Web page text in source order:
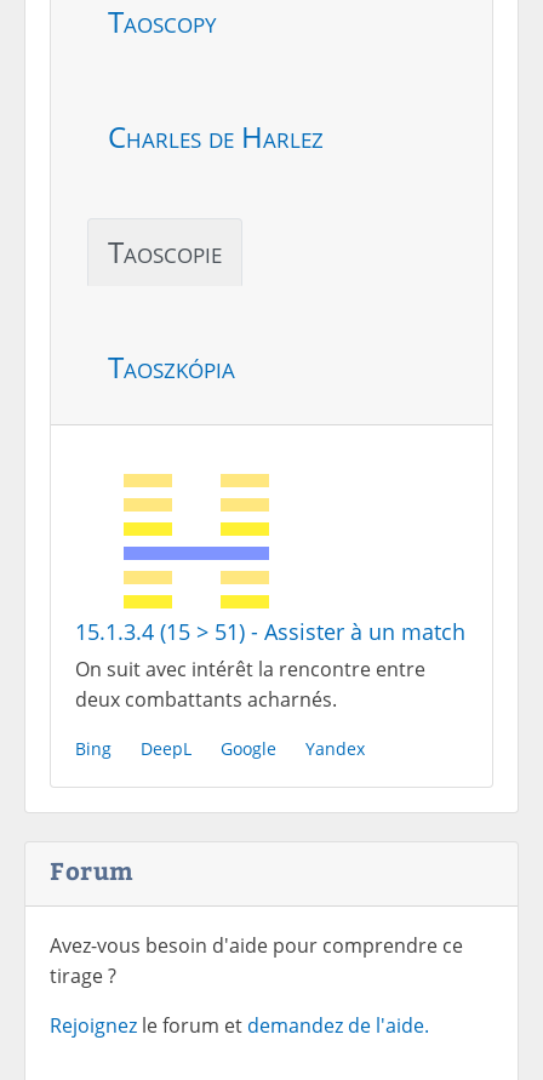
Taoscopy
Charles de Harlez
Taoscopie
Taoszkópia
15.1.3.4 (15 > 51) - Assister à un match
On suit avec intérêt la rencontre entre
deux combattants acharnés.
Bing DeepL Google Yandex
Forum
Avez-vous besoin d'aide pour comprendre ce
tirage ?
Rejoignez le forum et demandez de l'aide.